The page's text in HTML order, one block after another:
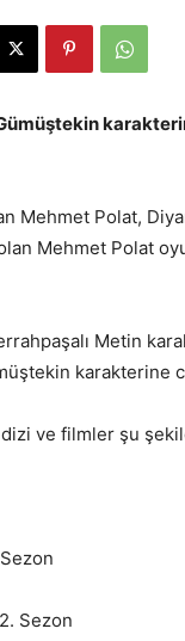
Mehmet Polat,
Mehmet Polat
Metin
karakterine
dizi ve filmler şu
Sezon